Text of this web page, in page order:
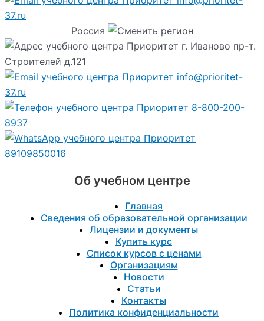
37.ru
Россия
г. Иваново пр-т.
Строителей д.121
info@prioritet-
37.ru
8-800-200-
8937
89109850016
Об учебном центре
Главная
Сведения об образовательной организации
Лицензии и документы
Купить курс
Список курсов с ценами
Организациям
Новости
Статьи
Контакты
Политика конфиденциальности